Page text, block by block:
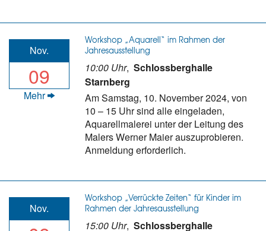
Nov.
09
Mehr
Workshop „Aquarell“ im Rahmen der
Jahresausstellung
10:00 Uhr, Schlossberghalle
Starnberg
Am Samstag, 10. November 2024, von
10 – 15 Uhr sind alle eingeladen,
Aquarellmalerei unter der Leitung des
Malers Werner Maier auszuprobieren.
Anmeldung erforderlich.
Nov.
Workshop „Verrückte Zeiten“ für Kinder im
Rahmen der Jahresausstellung
15:00 Uhr, Schlossberghalle